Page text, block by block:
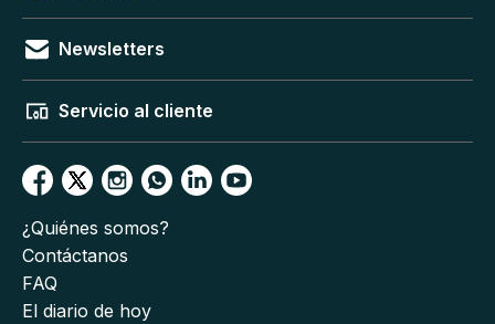
Newsletters
Servicio al cliente
¿Quiénes somos?
Contáctanos
FAQ
El diario de hoy